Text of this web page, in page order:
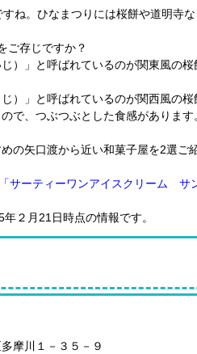
ね。ひなまつりには桜餅や道明寺
ご存じですか？
じ）」と呼ばれているのが関東風の
じ）」と呼ばれているのが関西風の
で、つぶつぶとした食感がありま
の矢口渡から近い和菓子屋を2選ご
サーティーワンアイスクリーム サ
２月21日時点の情報です。
摩川１－３５－９